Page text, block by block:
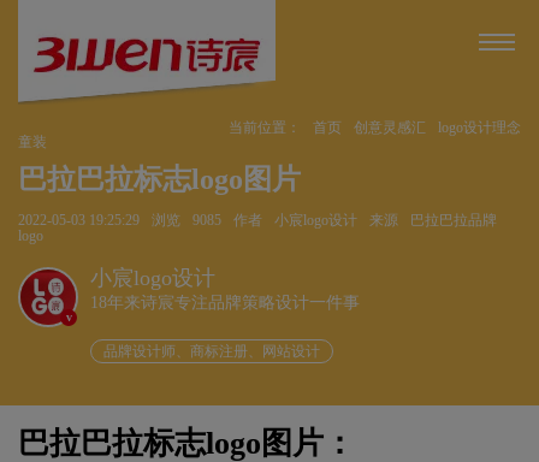
当前位置： 首页 创意灵感汇
logo设计理念
童装
巴拉巴拉标志logo图片
2022-05-03 19:25:29 浏览 9085 作者 小宸logo设计 来源
巴拉巴拉品牌
logo
v
小宸logo设计
18年来诗宸专注品牌策略设计一件事
品牌设计师、商标注册、网站设计
巴拉巴拉标志logo图片：